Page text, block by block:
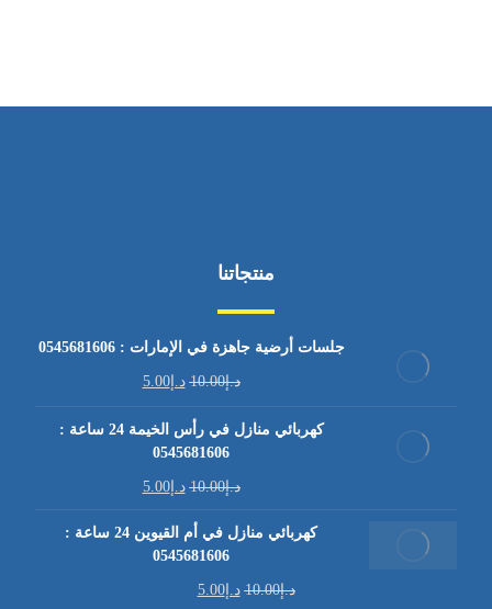
منتجاتنا
جلسات أرضية جاهزة في الإمارات : 0545681606
د.إ10.00 د.إ5.00
كهربائي منازل في رأس الخيمة 24 ساعة :
0545681606
د.إ10.00 د.إ5.00
كهربائي منازل في أم القيوين 24 ساعة :
0545681606
د.إ10.00 د.إ5.00